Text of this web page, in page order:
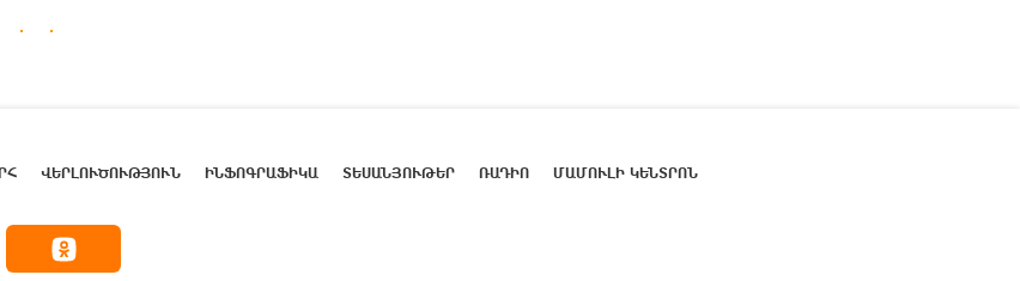
ՎԵՐԼՈՒԾՈՒԹՅՈՒՆ ԻՆՖՈԳՐԱՖԻԿԱ ՏԵՍԱՆՅՈՒԹԵՐ ՌԱԴԻՈ ՄԱՄՈՒԼԻ ԿԵՆՏՐՈՆ